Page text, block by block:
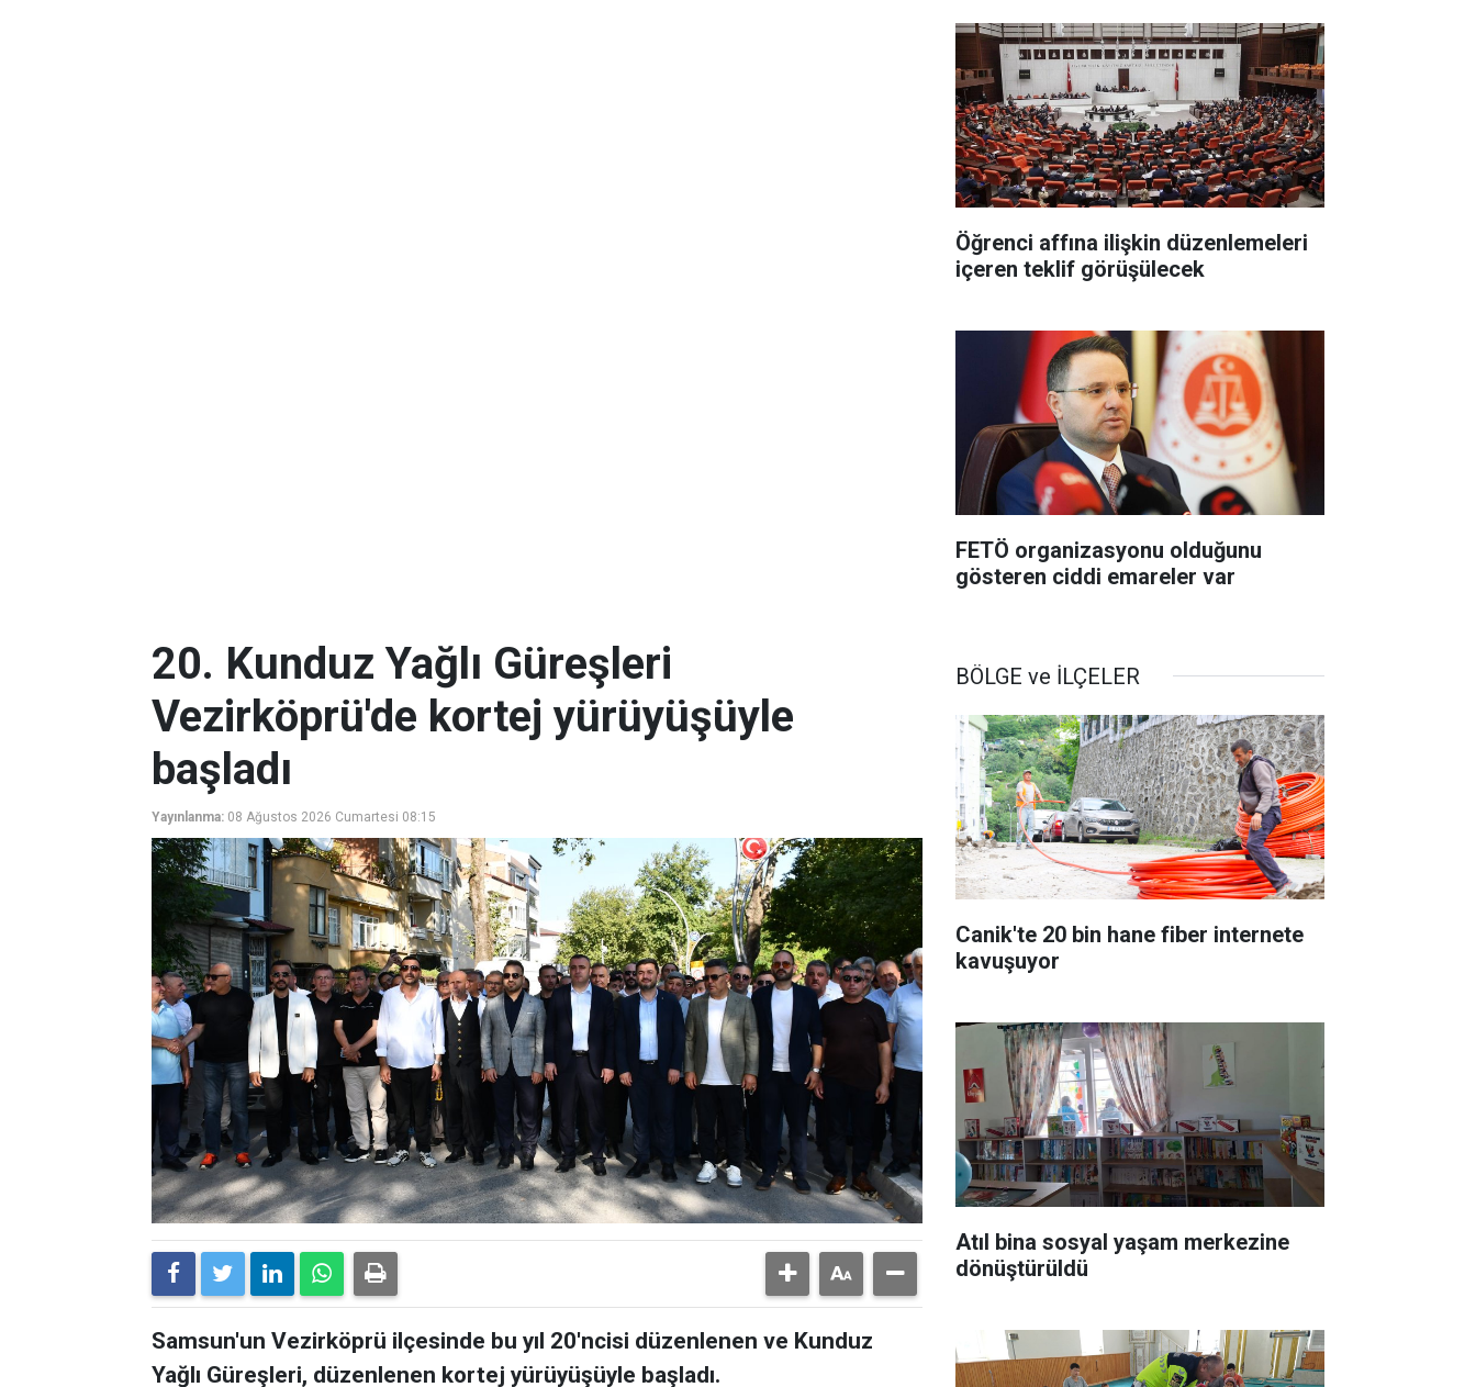
Öğrenci affına ilişkin düzenlemeleri
içeren teklif görüşülecek
FETÖ organizasyonu olduğunu
gösteren ciddi emareler var
20. Kunduz Yağlı Güreşleri
Vezirköprü'de kortej yürüyüşüyle
başladı
Yayınlanma: 08 Ağustos 2026 Cumartesi 08:15
Samsun'un Vezirköprü ilçesinde bu yıl 20'ncisi düzenlenen ve Kunduz
Yağlı Güreşleri, düzenlenen kortej yürüyüşüyle başladı.
BÖLGE ve İLÇELER
Canik'te 20 bin hane fiber internete
kavuşuyor
Atıl bina sosyal yaşam merkezine
dönüştürüldü